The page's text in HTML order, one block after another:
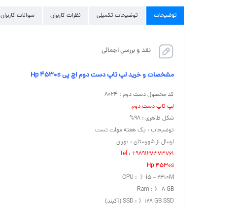
توضیحات توضیحات تکمیلی نظرات کاربران سوالات کاربران
نقد و بررسی اجمالی
مشخصات و خرید لپ تاپ دست دوم اچ پی Hp 4530s
کد محصول دست دوم : ۸۰۲۴
لپ تاپ دست دوم‌
شکل ظاهری : ۹۸%
توضیحات : یک هفته مهلت تست
ارسال از شهرستان : تهران
Tel : +989127373761
Hp 4530s
CPU : 》i5 – 2410M
Ram : 》 ۸ GB
SSD : 》۱۲۸ GB SSD (آکبند)